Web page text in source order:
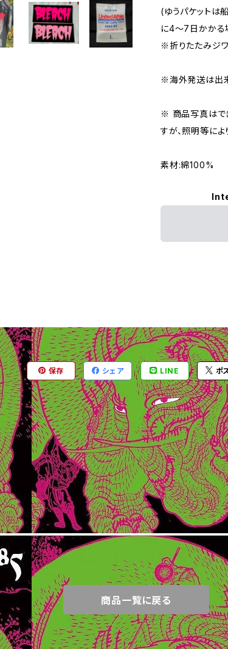
(ゆうパケットは
に4〜7日かかる
※折りたたみジワ
※海外発送は出
※ 商品写真はで
すが、照明等に
素材:綿100%
保存 シェア LINE ポ
商品一覧に戻る